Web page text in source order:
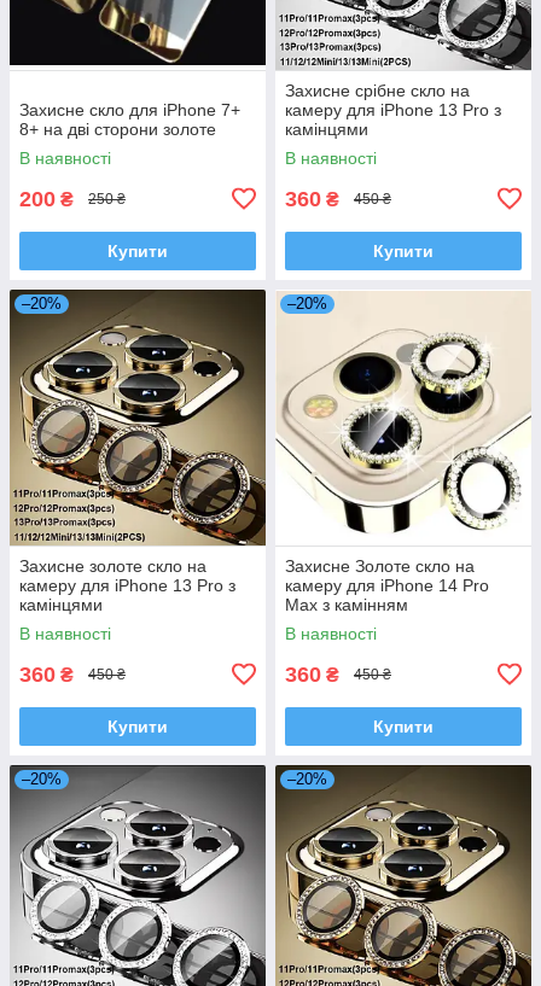
Захисне скло для iPhone 7+
8+ на дві сторони золоте
В наявності
200 ₴ 250 ₴
Купити
Захисне срібне скло на
камеру для iPhone 13 Pro з
камінцями
В наявності
360 ₴ 450 ₴
Купити
–20%
Захисне золоте скло на
камеру для iPhone 13 Pro з
камінцями
В наявності
360 ₴ 450 ₴
Купити
–20%
Захисне Золоте скло на
камеру для iPhone 14 Pro
Max з камінням
В наявності
360 ₴ 450 ₴
Купити
–20% –20%